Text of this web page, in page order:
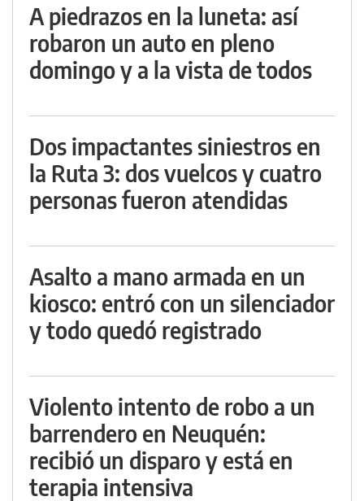
A piedrazos en la luneta: así
robaron un auto en pleno
domingo y a la vista de todos
Dos impactantes siniestros en
la Ruta 3: dos vuelcos y cuatro
personas fueron atendidas
Asalto a mano armada en un
kiosco: entró con un silenciador
y todo quedó registrado
Violento intento de robo a un
barrendero en Neuquén:
recibió un disparo y está en
terapia intensiva